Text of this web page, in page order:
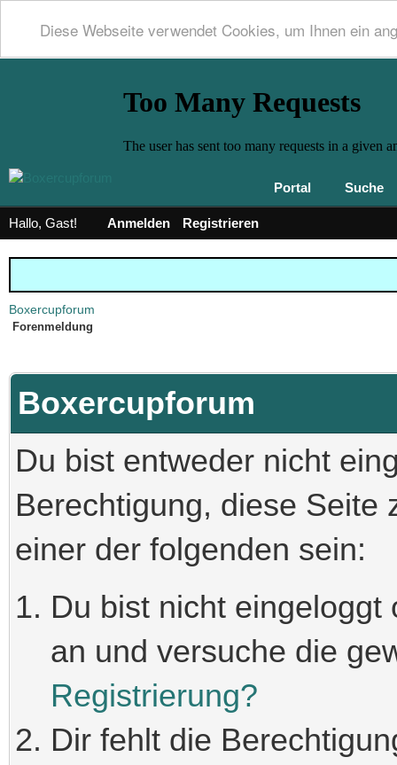
Diese Webseite verwendet Cookies, um Ihnen ein
Portal Suche
Hallo, Gast! Anmelden Registrieren
Boxercupforum
Forenmeldung
Boxercupforum
Du bist entweder nicht
Berechtigung, diese Seite
einer der folgenden sein:
Du bist nicht
an und versuche die
Registrierung?
Dir fehlt die